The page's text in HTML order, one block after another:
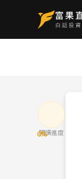
0%
閱讀進度